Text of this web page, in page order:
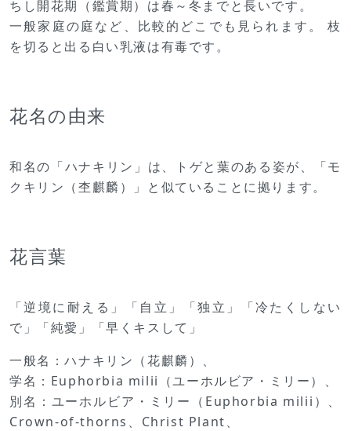
ちし開花期（鑑賞期）は春～冬までと長いです。
一般家庭の庭など、比較的どこでも見られます。 枝
を切ると出る白い乳液は有毒です。
花名の由来
和名の「ハナキリン」は、トゲと葉のある姿が、「モ
クキリン（杢麒麟）」と似ていることに拠ります。
花言葉
「逆境に耐える」「自立」「独立」「冷たくしない
で」「純愛」「早くキスして」
一般名：ハナキリン（花麒麟）、
学名：Euphorbia milii（ユーホルビア・ミリー）、
別名：ユーホルビア・ミリー（Euphorbia milii）、
Crown-of-thorns、Christ Plant、